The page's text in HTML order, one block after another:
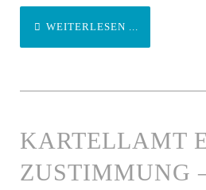
WEITERLESEN ...
KARTELLAMT
ZUSTIMMUNG